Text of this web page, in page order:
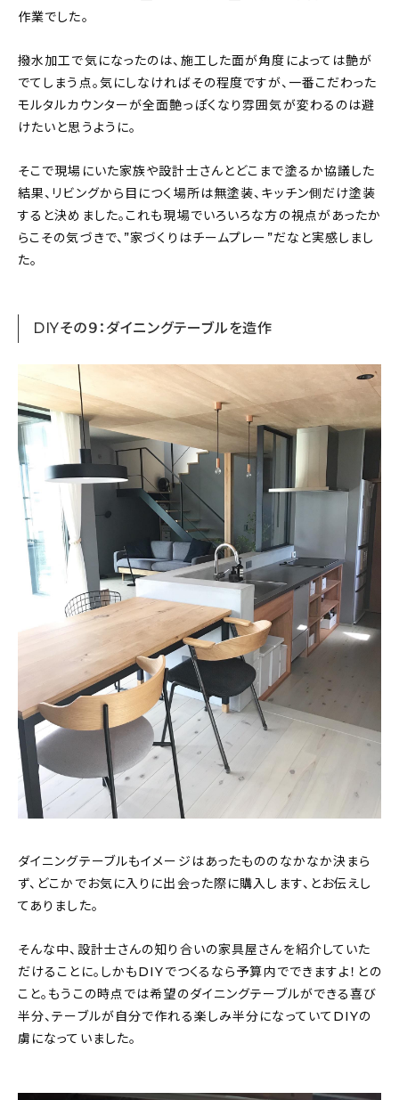
作業でした。
撥水加工で気になったのは、施工した面が角度によっては艶が
でてしまう点。気にしなければその程度ですが、一番こだわった
モルタルカウンターが全面艶っぽくなり雰囲気が変わるのは避
けたいと思うように。
そこで現場にいた家族や設計士さんとどこまで塗るか協議した
結果、リビングから目につく場所は無塗装、キッチン側だけ塗装
すると決めました。これも現場でいろいろな方の視点があったか
らこその気づきで、”家づくりはチームプレー”だなと実感しまし
た。
DIYその９：ダイニングテーブルを造作
ダイニングテーブルもイメージはあったもののなかなか決まら
ず、どこかでお気に入りに出会った際に購入します、とお伝えし
てありました。
そんな中、設計士さんの知り合いの家具屋さんを紹介していた
だけることに。しかもDIYでつくるなら予算内でできますよ！との
こと。もうこの時点では希望のダイニングテーブルができる喜び
半分、テーブルが自分で作れる楽しみ半分になっていてDIYの
虜になっていました。